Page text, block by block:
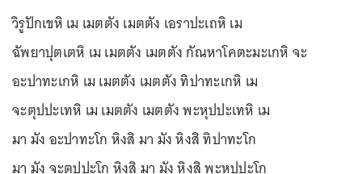
วิรูปักเขหิ เม เมตตัง เมตตัง เอราปะเถหิ เม
ฉัพยาปุตเตหิ เม เมตตัง เมตตัง กัณหาโคตะมะเกหิ จะ
อะปาทะเกหิ เม เมตตัง เมตตัง ทิปาทะเกหิ เม
จะตุปปะเทหิ เม เมตตัง เมตตัง พะหุปปะเทหิ เม
มา มัง อะปาทะโก หิงสิ มา มัง หิงสิ ทิปาทะโก
มา มัง จะตุปปะโก หิงสิ มา มัง หิงสิ พะหุปปะโก